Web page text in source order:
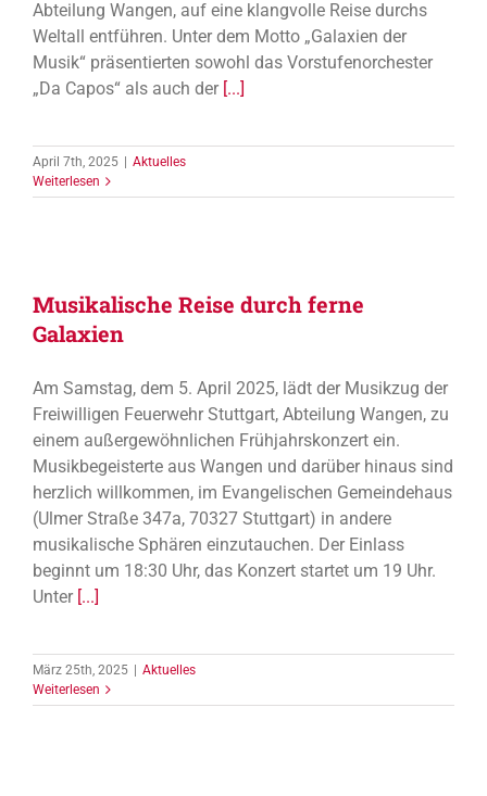
Abteilung Wangen, auf eine klangvolle Reise durchs
Weltall entführen. Unter dem Motto „Galaxien der
Musik“ präsentierten sowohl das Vorstufenorchester
„Da Capos“ als auch der [...]
April 7th, 2025 | Aktuelles
Weiterlesen
Musikalische Reise durch ferne
Galaxien
Am Samstag, dem 5. April 2025, lädt der Musikzug der
Freiwilligen Feuerwehr Stuttgart, Abteilung Wangen, zu
einem außergewöhnlichen Frühjahrskonzert ein.
Musikbegeisterte aus Wangen und darüber hinaus sind
herzlich willkommen, im Evangelischen Gemeindehaus
(Ulmer Straße 347a, 70327 Stuttgart) in andere
musikalische Sphären einzutauchen. Der Einlass
beginnt um 18:30 Uhr, das Konzert startet um 19 Uhr.
Unter [...]
März 25th, 2025 | Aktuelles
Weiterlesen